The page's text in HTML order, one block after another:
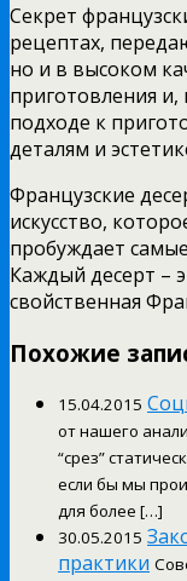
Секрет
рецептах,
но и в высоком
приготовления
подходе к
деталям и
Французские
искусство,
пробуждает
Каждый десерт –
свойственная
Похожие
15.04.2015
от нашего
“срез”
если бы мы
для более […]
30.05.2015
практики